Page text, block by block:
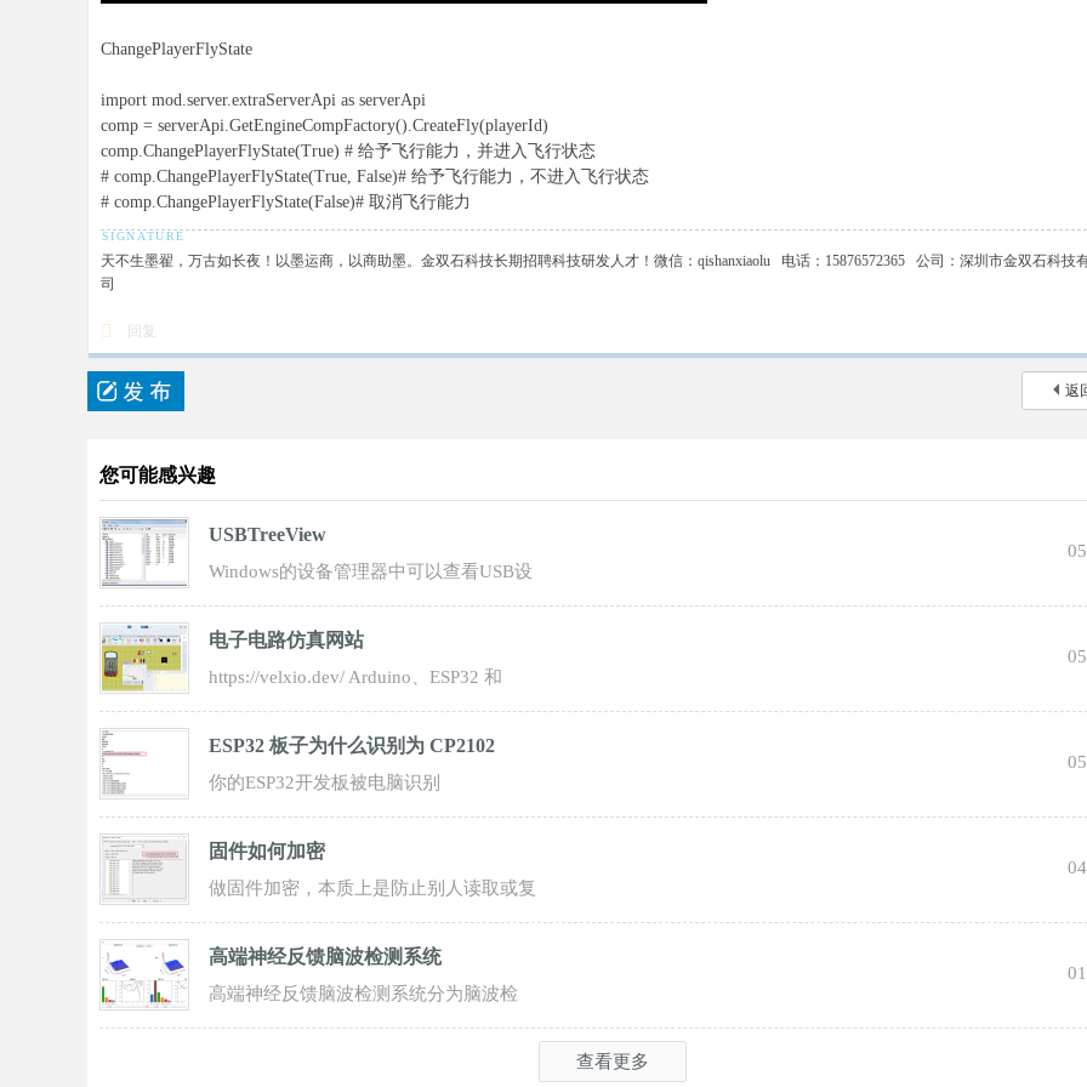
ChangePlayerFlyState
import mod.server.extraServerApi as serverApi
comp = serverApi.GetEngineCompFactory().CreateFly(playerId)
comp.ChangePlayerFlyState(True) # 给予飞行能力，并进入飞行状态
# comp.ChangePlayerFlyState(True, False)# 给予飞行能力，不进入飞行状态
# comp.ChangePlayerFlyState(False)# 取消飞行能力
天不生墨翟，万古如长夜！以墨运商，以商助墨。金双石科技长期招聘科技研发人才！微信：qishanxiaolu 电话：15876572365 公司：深圳市金双石科技
司
回复
返
您可能感兴趣
USBTreeView
Windows的设备管理器中可以查看USB设
备的信息： 驱动程序供应商：FTDI， 数
字签名者：
电子电路仿真网站
https://velxio.dev/ Arduino、ESP32 和
Raspberry Pi。 直接在您的浏览器中即可使
ESP32 板子为什么识别为 CP2102
你的ESP32开发板被电脑识别
为“CP2102”，这并不是一个错误，而是完
全正常的现象。这
固件如何加密
做固件加密，本质上是防止别人读取或复
制你的程序。常见做法分为“芯片级保护 +
软件
高端神经反馈脑波检测系统
高端神经反馈脑波检测系统分为脑波检
测、脑波分析、脑波解码三个部分。 前端
查看更多